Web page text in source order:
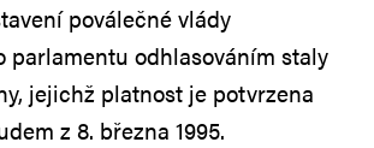
poválečné vlády
parlamentu odhlasováním staly
jejichž platnost je potvrzena
z 8. března 1995.